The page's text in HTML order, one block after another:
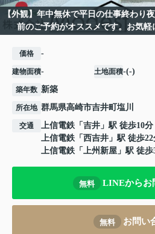
【外観】年中無休で平日の仕事終わり
前のご予約がオススメです。お気軽
価格 -
建物面積- 土地面積-(-)
築年数 新築
所在地 群馬県高崎市吉井町塩川
交通 上信電鉄 「 吉井 」駅 徒歩10分
上信電鉄 「 西吉井 」駅 徒歩
上信電鉄 「 上州新屋 」駅 徒
無料 LINEからお
無料 お問い